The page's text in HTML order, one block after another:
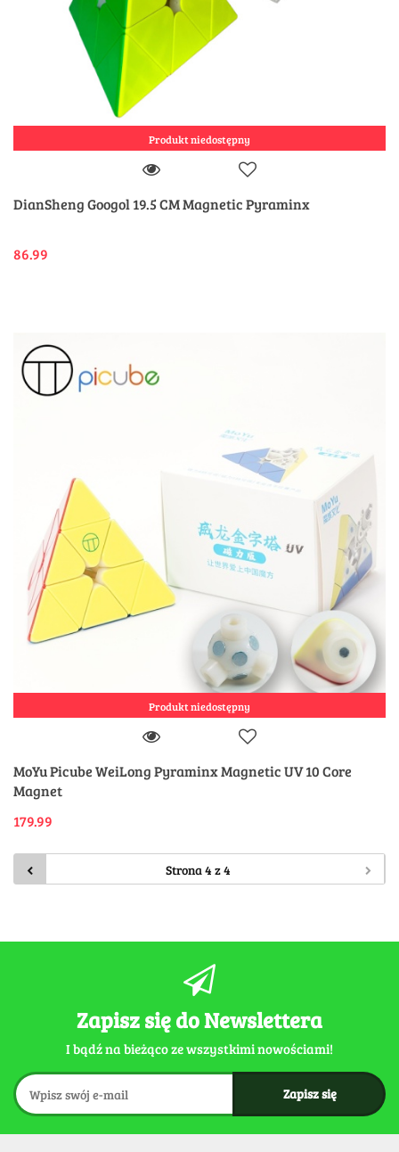
Produkt niedostępny
DianSheng Googol 19.5 CM Magnetic Pyraminx
86.99
Produkt niedostępny
MoYu Picube WeiLong Pyraminx Magnetic UV 10 Core
Magnet
179.99
Zapisz się do Newslettera
I bądź na bieżąco ze wszystkimi nowościami!